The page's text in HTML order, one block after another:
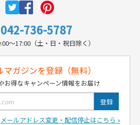
042-736-5787
～17:00（土・日・祝日除く）
マガジンを登録（無料）
お得なキャンペーン情報をお届け
メールアドレス変更・配信停止はこちら »